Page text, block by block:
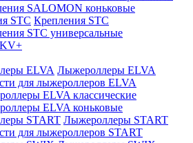
SALOMON коньковые
Крепления STC
STC универсальные
Лыжероллеры ELVA
для лыжероллеров ELVA
ELVA классические
ELVA коньковые
Лыжероллеры START
для лыжероллеров START